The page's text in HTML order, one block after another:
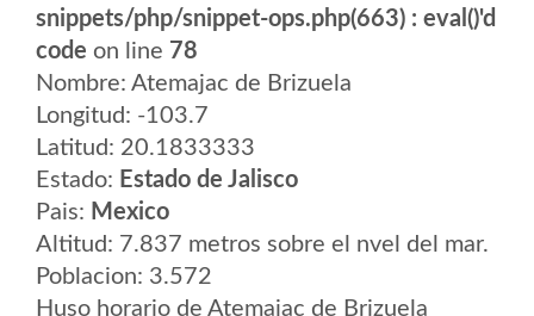
snippets/php/snippet-ops.php(663) : eval()'d
code on line 78
Nombre: Atemajac de Brizuela
Longitud: -103.7
Latitud: 20.1833333
Estado: Estado de Jalisco
Pais: Mexico
Altitud: 7.837 metros sobre el nvel del mar.
Poblacion: 3.572
Huso horario de Atemajac de Brizuela